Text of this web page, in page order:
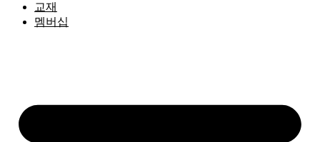
교재
멤버십